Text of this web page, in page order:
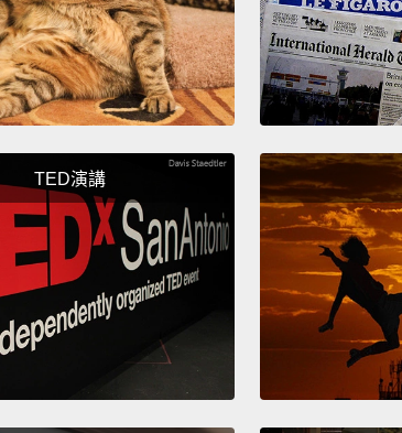
TED演講